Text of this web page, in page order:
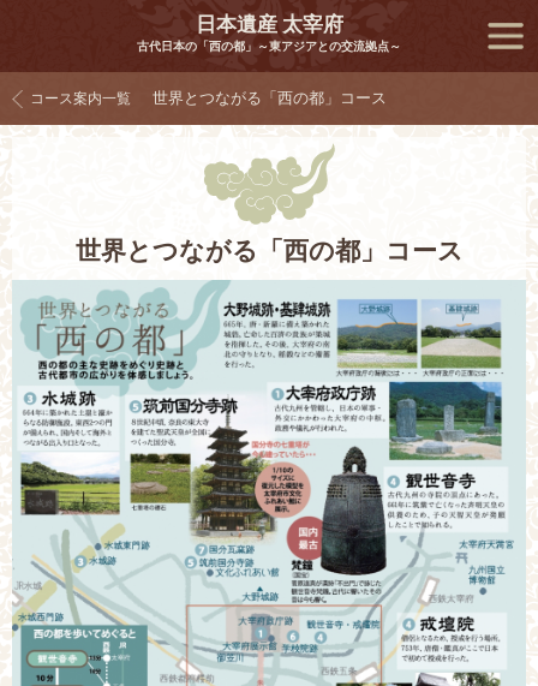
日本遺産 太宰府
古代日本の「西の都」～東アジアとの交流拠点～
メニ
コース案内一覧 世界とつながる「西の都」コース
世界とつながる「西の都」コース